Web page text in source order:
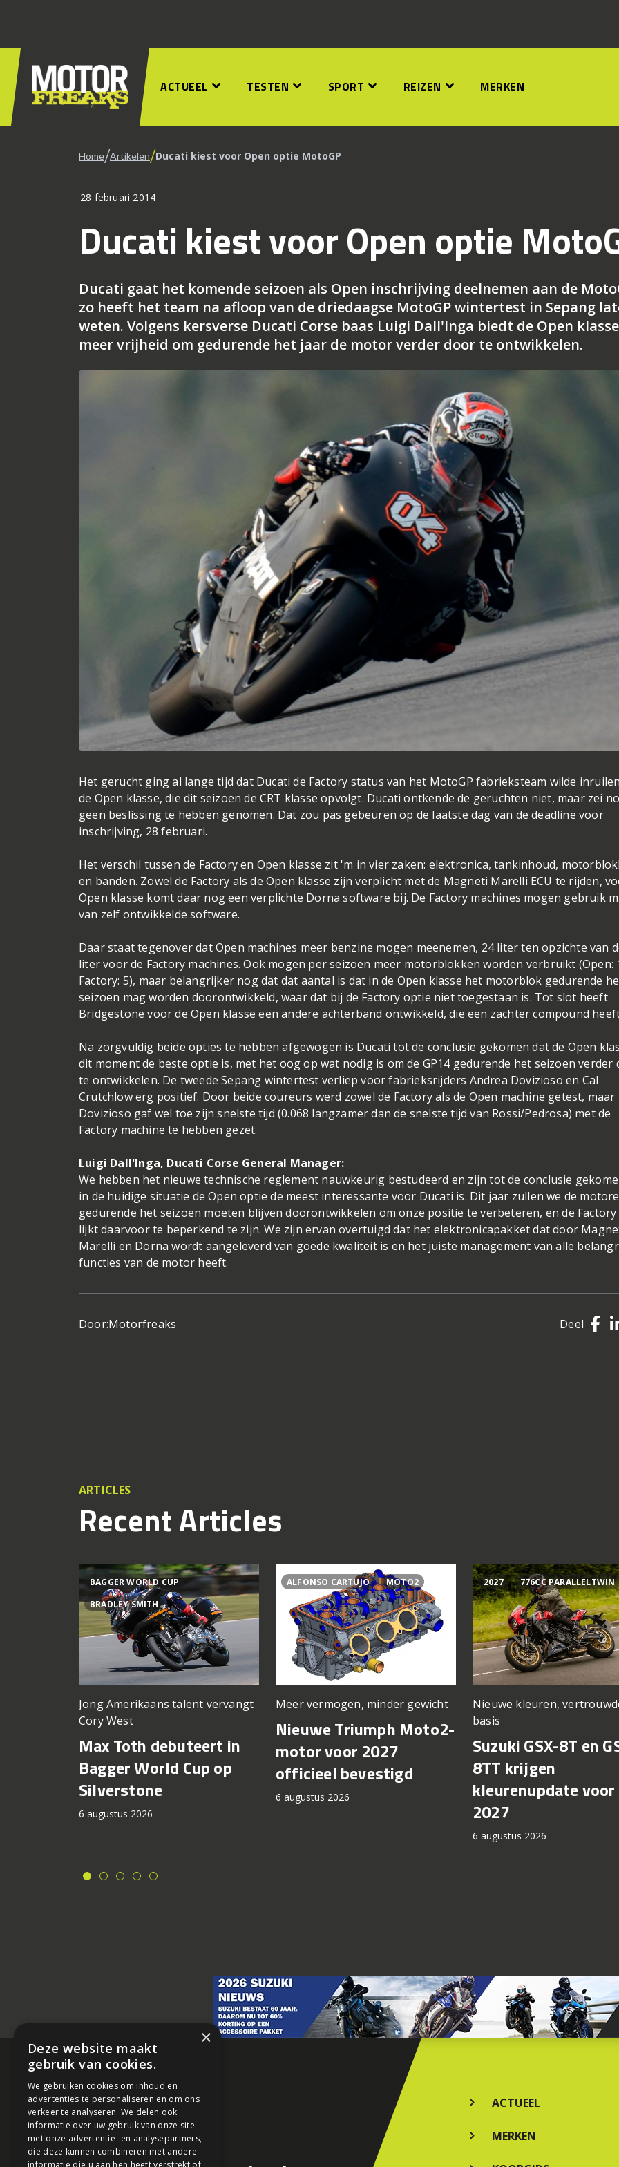
ACTUEEL TESTEN SPORT REIZEN MERKEN
Home/Artikelen/Ducati kiest voor Open optie MotoGP
28 februari 2014
Ducati kiest voor Open optie
Ducati gaat het komende seizoen als Open inschrijving deelnemen aan de
zo heeft het team na afloop van de driedaagse MotoGP wintertest in Sepang
weten. Volgens kersverse Ducati Corse baas Luigi Dall'Inga biedt de Open klasse
meer vrijheid om gedurende het jaar de motor verder door te ontwikkelen.
Het gerucht ging al lange tijd dat Ducati de Factory status van het MotoGP fabrieksteam wilde
de Open klasse, die dit seizoen de CRT klasse opvolgt. Ducati ontkende de geruchten niet, maar zei
geen beslissing te hebben genomen. Dat zou pas gebeuren op de laatste dag van de deadline voor
inschrijving, 28 februari.
Het verschil tussen de Factory en Open klasse zit 'm in vier zaken: elektronica, tankinhoud,
en banden. Zowel de Factory als de Open klasse zijn verplicht met de Magneti Marelli ECU te rijden,
Open klasse komt daar nog een verplichte Dorna software bij. De Factory machines mogen gebruik
van zelf ontwikkelde software.
Daar staat tegenover dat Open machines meer benzine mogen meenemen, 24 liter ten opzichte van
liter voor de Factory machines. Ook mogen per seizoen meer motorblokken worden verbruikt (Open:
Factory: 5), maar belangrijker nog dat dat aantal is dat in de Open klasse het motorblok gedurende
seizoen mag worden doorontwikkeld, waar dat bij de Factory optie niet toegestaan is. Tot slot heeft
Bridgestone voor de Open klasse een andere achterband ontwikkeld, die een zachter compound
Na zorgvuldig beide opties te hebben afgewogen is Ducati tot de conclusie gekomen dat de Open
dit moment de beste optie is, met het oog op wat nodig is om de GP14 gedurende het seizoen verder
te ontwikkelen. De tweede Sepang wintertest verliep voor fabrieksrijders Andrea Dovizioso en Cal
Crutchlow erg positief. Door beide coureurs werd zowel de Factory als de Open machine getest, maar
Dovizioso gaf wel toe zijn snelste tijd (0.068 langzamer dan de snelste tijd van Rossi/Pedrosa) met de
Factory machine te hebben gezet.
Luigi Dall'Inga, Ducati Corse General Manager:
We hebben het nieuwe technische reglement nauwkeurig bestudeerd en zijn tot de conclusie
in de huidige situatie de Open optie de meest interessante voor Ducati is. Dit jaar zullen we de
gedurende het seizoen moeten blijven doorontwikkelen om onze positie te verbeteren, en de
lijkt daarvoor te beperkend te zijn. We zijn ervan overtuigd dat het elektronicapakket dat door
Marelli en Dorna wordt aangeleverd van goede kwaliteit is en het juiste management van alle
functies van de motor heeft.
Door:Motorfreaks Deel
ARTICLES
Recent Articles
BAGGER WORLD CUP
BRADLEY SMITH
Jong Amerikaans talent vervangt
Cory West
Max Toth debuteert in
Bagger World Cup op
Silverstone
6 augustus 2026
ALFONSO CARTUJO MOTO2
Meer vermogen, minder gewicht
Nieuwe Triumph Moto2-
motor voor 2027
officieel bevestigd
6 augustus 2026
2027 776CC PARALLELTWIN
Nieuwe kleuren,
basis
Suzuki GSX-8T en
8TT krijgen
kleurenupdate voor
2027
6 augustus 2026
ACTUEEL
MERKEN
×
Deze website maakt
gebruik van cookies.
We gebruiken cookies om inhoud en
advertenties te personaliseren en om ons
verkeer te analyseren. We delen ook
informatie over uw gebruik van onze site
met onze advertentie- en analysepartners,
die deze kunnen combineren met andere
informatie die u aan hen heeft verstrekt of